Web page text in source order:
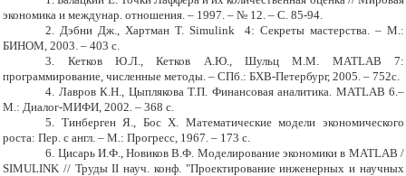
экономика и междунар. отношения. – 1997. – № 12. – С. 85-94.
2. Дэбни Дж., Хартман Т. Simulink 4: Секреты мастерства. – М.:
БИНОМ, 2003. – 403 с.
3. Кетков Ю.Л., Кетков А.Ю., Шульц М.М. MATLAB 7:
программирование, численные методы. – СПб.: БХВ-Петербург, 2005. – 752с.
4. Лавров К.Н., Цыплякова Т.П. Финансовая аналитика. MATLAB 6.–
М.: Диалог-МИФИ, 2002. – 368 с.
5. Тинберген Я., Бос Х. Математические модели экономического
роста: Пер. с англ. – М.: Прогресс, 1967. – 173 с.
6. Цисарь И.Ф., Новиков В.Ф. Моделирование экономики в MATLAB /
SIMULINK // Труды II науч. конф. "Проектирование инженерных и научных